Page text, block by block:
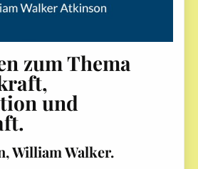
zum Thema
und
William Walker.